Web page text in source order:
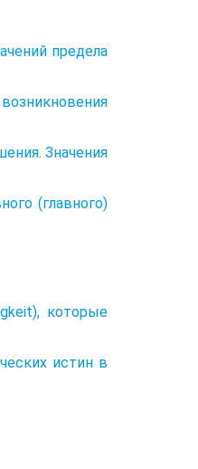
предела
Значения
(главного)
которые
истин в